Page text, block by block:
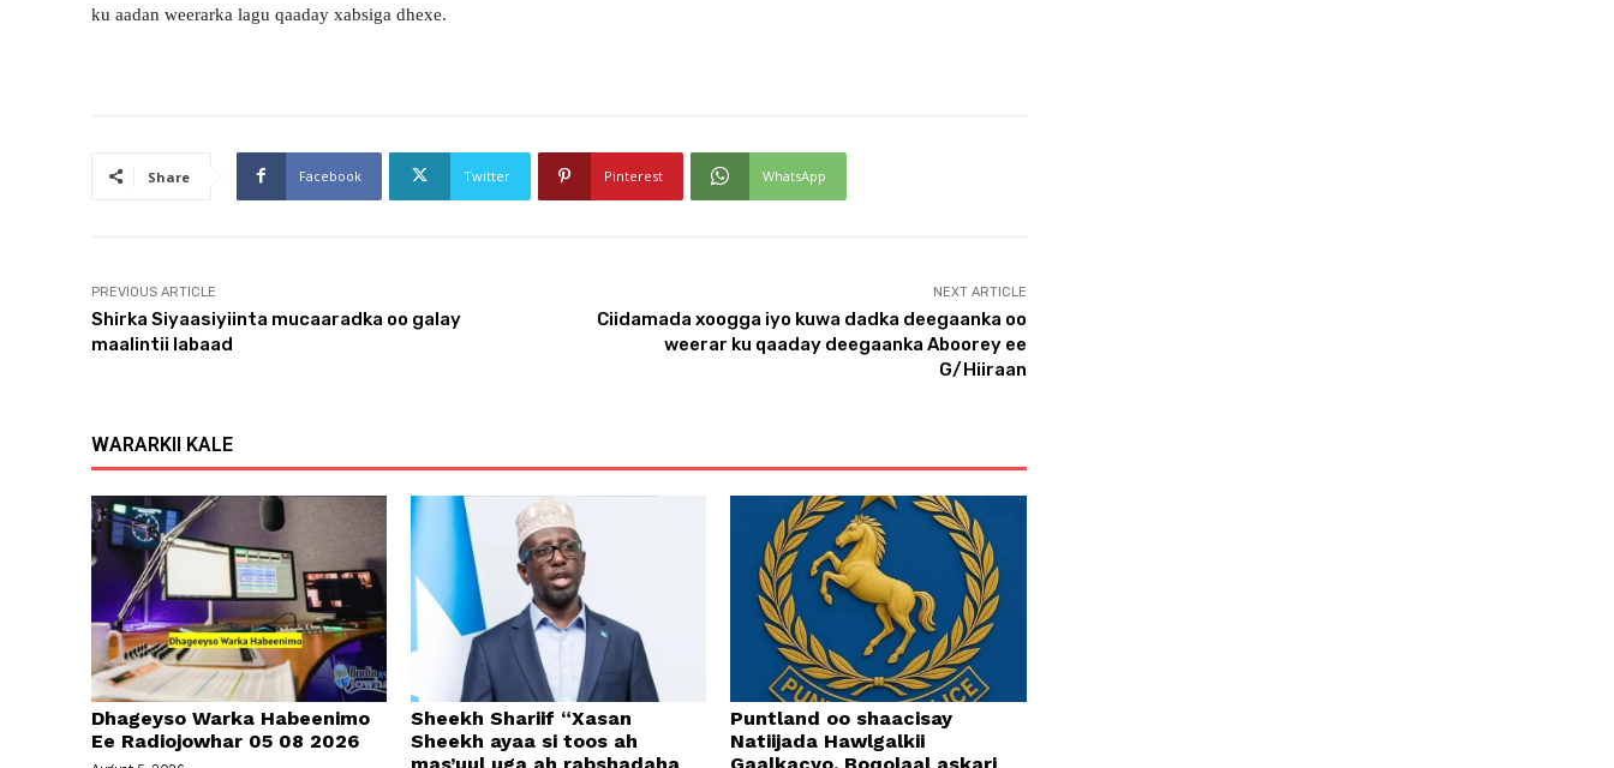
ku aadan weerarka lagu qaaday xabsiga dhexe.
Share Facebook Twitter Pinterest WhatsApp
PREVIOUS ARTICLE
Shirka Siyaasiyiinta mucaaradka oo galay
maalintii labaad
NEXT ARTICLE
Ciidamada xoogga iyo kuwa dadka deegaanka oo
weerar ku qaaday deegaanka Aboorey ee
G/Hiiraan
WARARKII KALE
Dhageyso Warka Habeenimo
Ee Radiojowhar 05 08 2026
Sheekh Shariif “Xasan
Sheekh ayaa si toos ah
Puntland oo shaacisay
Natiijada Hawlgalkii